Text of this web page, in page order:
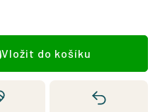
Vložit do košíku